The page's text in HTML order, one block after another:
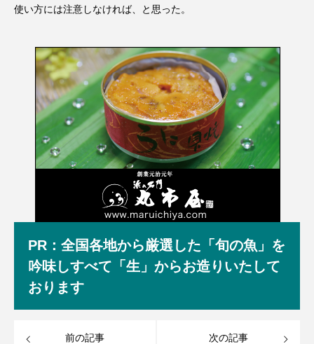
使い方には注意しなければ、と思った。
PR：全国各地から厳選した「旬の魚」を
吟味しすべて「生」からお造りいたして
おります
前の記事 次の記事